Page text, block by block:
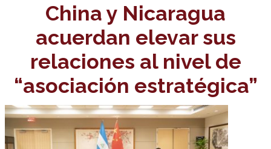
China y Nicaragua
acuerdan elevar sus
relaciones al nivel de
“asociación estratégica”